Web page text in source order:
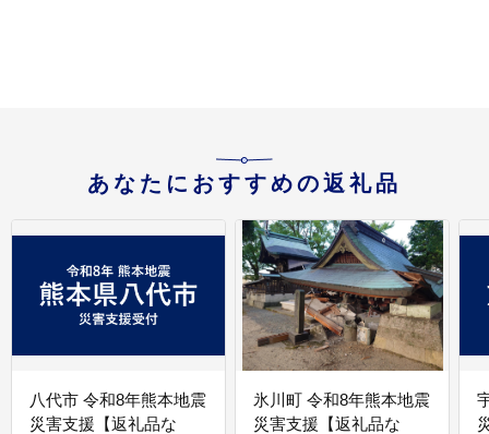
あなたにおすすめの返礼品
八代市 令和8年熊本地震
災害支援【返礼品な
氷川町 令和8年熊本地震
災害支援【返礼品な